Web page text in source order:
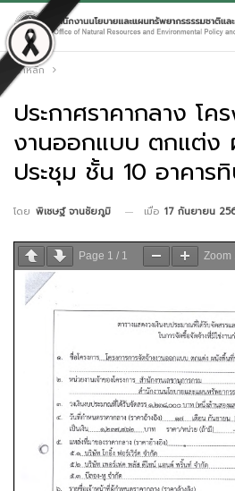
หน้าหลัก
ประกาศราคากลาง โค
งานออกแบบ ตกแต่
ประชุม ชั้น 10 อาคาร
โดย พิเชษฐ์ จานชัยภูมิ เมื่อ 17 กันยายน
Page 1 / 1 Zoom